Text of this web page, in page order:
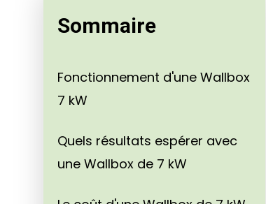
Sommaire
Fonctionnement d'une Wallbox
7 kW
Quels résultats espérer avec
une Wallbox de 7 kW